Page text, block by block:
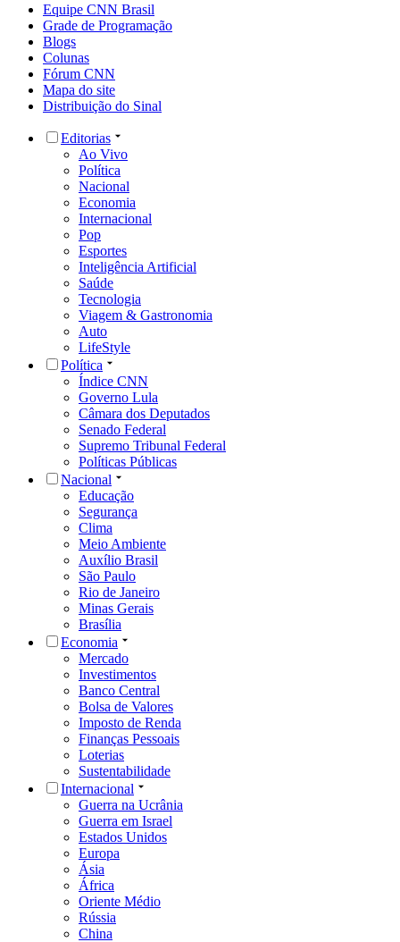
Equipe CNN Brasil
Grade de Programação
Blogs
Colunas
Fórum CNN
Mapa do site
Distribuição do Sinal
Editorias
Ao Vivo
Política
Nacional
Economia
Internacional
Pop
Esportes
Inteligência Artificial
Saúde
Tecnologia
Viagem & Gastronomia
Auto
LifeStyle
Política
Índice CNN
Governo Lula
Câmara dos Deputados
Senado Federal
Supremo Tribunal Federal
Políticas Públicas
Nacional
Educação
Segurança
Clima
Meio Ambiente
Auxílio Brasil
São Paulo
Rio de Janeiro
Minas Gerais
Brasília
Economia
Mercado
Investimentos
Banco Central
Bolsa de Valores
Imposto de Renda
Finanças Pessoais
Loterias
Sustentabilidade
Internacional
Guerra na Ucrânia
Guerra em Israel
Estados Unidos
Europa
Ásia
África
Oriente Médio
Rússia
China